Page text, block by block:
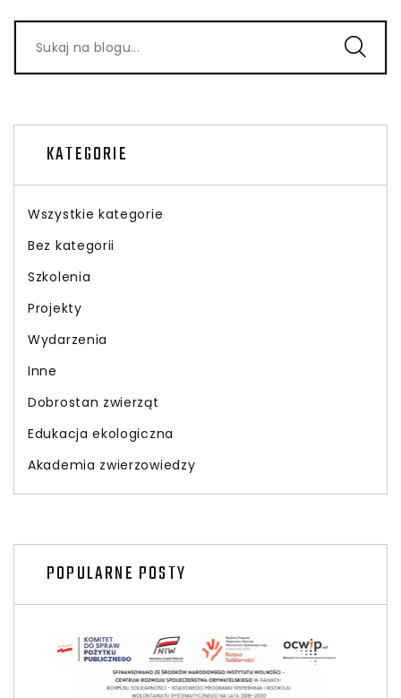
KATEGORIE
Wszystkie kategorie
Bez kategorii
Szkolenia
Projekty
Wydarzenia
Inne
Dobrostan zwierząt
Edukacja ekologiczna
Akademia zwierzowiedzy
POPULARNE POSTY